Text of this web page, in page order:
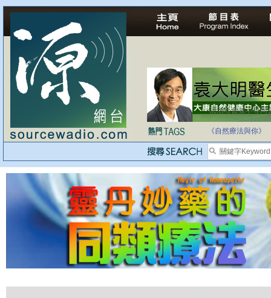
法治社會並不等同
自家教育合法化-
《自然療法與你》